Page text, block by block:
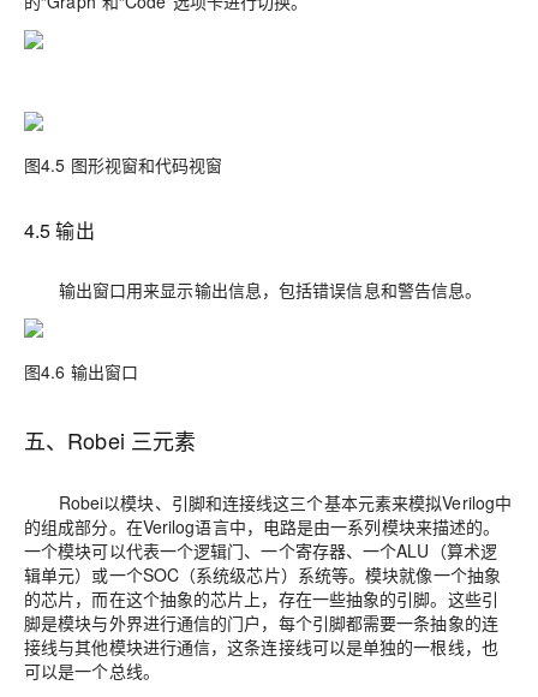
图4.5 图形视窗和代码视窗
4.5 输出
输出窗口用来显示输出信息，包括错误信息和警告信息。
图4.6 输出窗口
五、Robei 三元素
Robei以模块、引脚和连接线这三个基本元素来模拟Verilog中
的组成部分。在Verilog语言中，电路是由一系列模块来描述的。
一个模块可以代表一个逻辑门、一个寄存器、一个ALU（算术逻
辑单元）或一个SOC（系统级芯片）系统等。模块就像一个抽象
的芯片，而在这个抽象的芯片上，存在一些抽象的引脚。这些引
脚是模块与外界进行通信的门户，每个引脚都需要一条抽象的连
接线与其他模块进行通信，这条连接线可以是单独的一根线，也
可以是一个总线。